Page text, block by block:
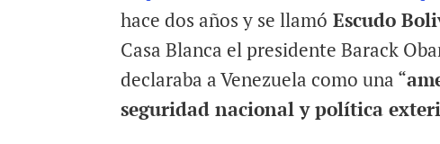
hace dos años y se llamó Escudo
Casa Blanca el presidente Barack
declaraba a Venezuela como una “
seguridad nacional y política